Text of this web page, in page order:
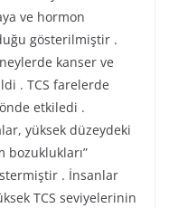
ve hormon
gösterilmiştir .
kanser ve
. TCS farelerde
etkiledi .
yüksek düzeydeki
bozuklukları”
. İnsanlar
TCS seviyelerinin